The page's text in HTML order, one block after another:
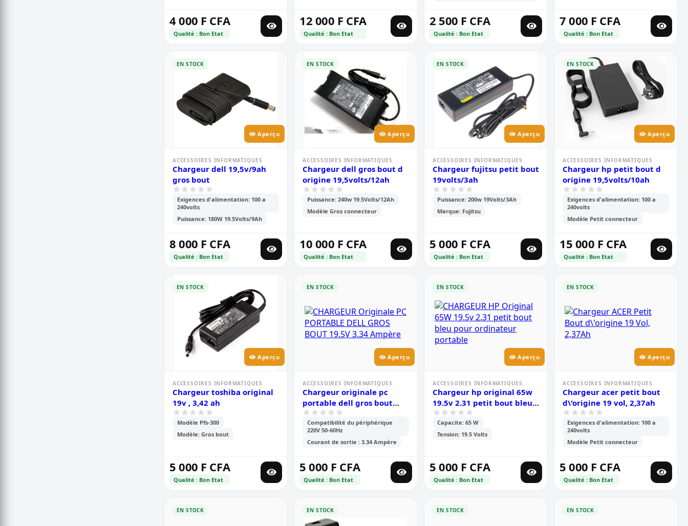
4 000 F CFA
Qualité : Bon Etat
12 000 F CFA
Qualité : Bon Etat
2 500 F CFA
Qualité : Bon Etat
7 000 F CFA
Qualité : Bon Etat
EN STOCK
Aperçu
ACCESSOIRES INFORMATIQUES
Chargeur dell 19,5v/9ah
gros bout
Exigences d'alimentation: 100 a
240volts
Puissance: 180W 19.5Volts/9Ah
8 000 F CFA
Qualité : Bon Etat
EN STOCK
Aperçu
ACCESSOIRES INFORMATIQUES
Chargeur dell gros bout d
origine 19,5volts/12ah
Puissance: 240w 19.5Volts/12Ah
Modèle Gros connecteur
10 000 F CFA
Qualité : Bon Etat
EN STOCK
Aperçu
ACCESSOIRES INFORMATIQUES
Chargeur fujitsu petit bout
19volts/3ah
Puissance: 200w 19Volts/3Ah
Marque: Fujitsu
5 000 F CFA
Qualité : Bon Etat
EN STOCK
Aperçu
ACCESSOIRES INFORMATIQUES
Chargeur hp petit bout d
origine 19,5volts/10ah
Exigences d'alimentation: 100 a
240volts
Modèle Petit connecteur
15 000 F CFA
Qualité : Bon Etat
EN STOCK
Aperçu
ACCESSOIRES INFORMATIQUES
Chargeur toshiba original
19v , 3,42 ah
Modèle Pfs-300
Modèle: Gros bout
5 000 F CFA
Qualité : Bon Etat
EN STOCK
Aperçu
ACCESSOIRES INFORMATIQUES
Chargeur originale pc
portable dell gros bout
19.5v 3.34 ampère
Compatibilité du périphérique
220V 50-60Hz
Courant de sortie : 3.34 Ampère
5 000 F CFA
Qualité : Bon Etat
EN STOCK
Aperçu
ACCESSOIRES INFORMATIQUES
Chargeur hp original 65w
19.5v 2.31 petit bout bleu
pour ordinateur portable
Capacite: 65 W
Tension: 19.5 Volts
5 000 F CFA
Qualité : Bon Etat
EN STOCK
Aperçu
ACCESSOIRES INFORMATIQUES
Chargeur acer petit bout
d\'origine 19 vol, 2,37ah
Exigences d'alimentation: 100 a
240volts
Modèle Petit connecteur
5 000 F CFA
Qualité : Bon Etat
EN STOCK EN STOCK EN STOCK EN STOCK